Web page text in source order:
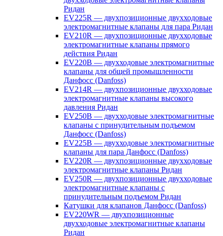
Ридан
EV225R — двухпозиционные двухходовые
электромагнитные клапаны для пара Ридан
EV210R — двухпозиционные двухходовые
электромагнитные клапаны прямого
действия Ридан
EV220B — двухходовые электромагнитные
клапаны для общей промышленности
Данфосс (Danfoss)
EV214R — двухпозиционные двухходовые
электромагнитные клапаны высокого
давления Ридан
EV250B — двухходовые электромагнитные
клапаны с принудительным подъемом
Данфосс (Danfoss)
EV225B — двухходовые электромагнитные
клапаны для пара Данфосс (Danfoss)
EV220R — двухпозиционные двухходовые
электромагнитные клапаны Ридан
EV250R — двухпозиционные двухходовые
электромагнитные клапаны с
принудительным подъемом Ридан
Катушки для клапанов Данфосс (Danfoss)
EV220WR — двухпозиционные
двухходовые электромагнитные клапаны
Ридан